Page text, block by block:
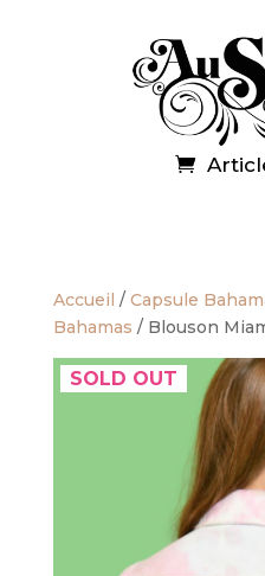
Accueil / Capsule
Bahamas / Blouson
SOLD OUT